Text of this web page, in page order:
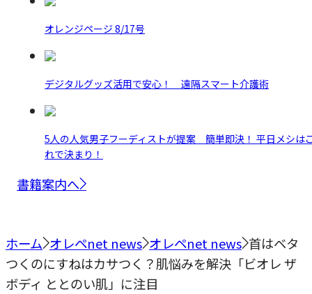
オレンジページ 8/17号
デジタルグッズ活用で安心！ 遠隔スマート介護術
5人の人気男子フーディストが提案 簡単即決！ 平日メシは
れで決まり！
書籍案内へ
ホーム オレペnet news オレペnet news 首はベタ
つくのにすねはカサつく？肌悩みを解決「ビオレ ザ
ボディ ととのい肌」に注目